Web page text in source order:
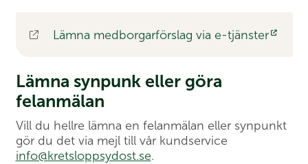
Lämna medborgarförslag via e-tjänster
Lämna synpunk eller göra
felanmälan
Vill du hellre lämna en felanmälan eller synpunkt
gör du det via mejl till vår kundservice
info@kretsloppsydost.se.